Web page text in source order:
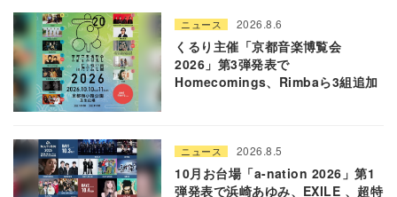
ニュース 2026.8.6
くるり主催「京都音楽博覧会
2026」第3弾発表で
Homecomings、Rimbaら3組追加
ニュース 2026.8.5
10月お台場「a-nation 2026」第1
弾発表で浜崎あゆみ、EXILE 、超特